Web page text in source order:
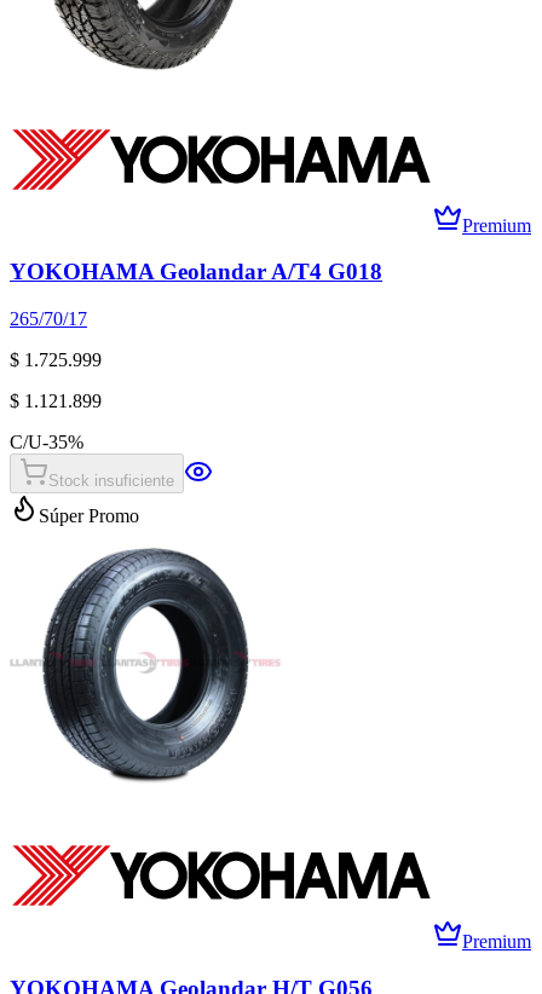
Premium
YOKOHAMA Geolandar A/T4 G018
265/70/17
$ 1.725.999
$ 1.121.899
C/U-35%
Stock insuficiente
Súper Promo
Premium
YOKOHAMA Geolandar H/T G056